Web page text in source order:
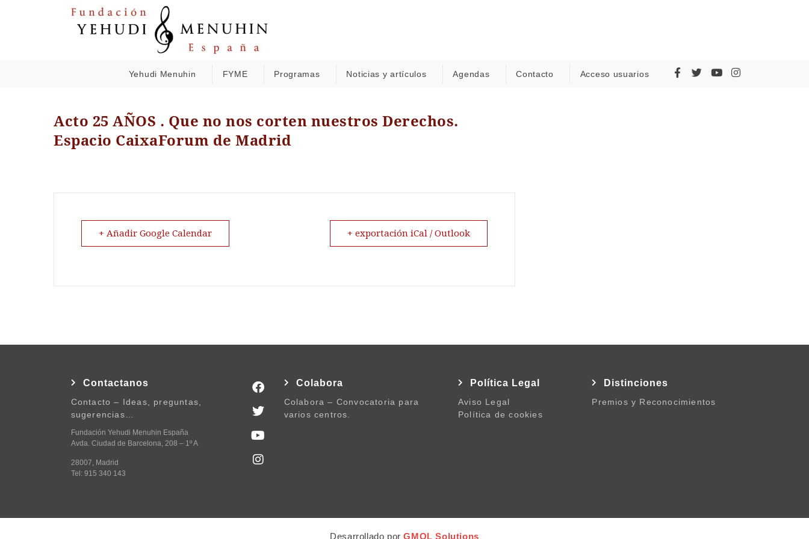
Yehudi Menuhin FYME Programas Noticias y artículos Agendas Contacto Acceso usuarios
Acto 25 AÑOS . Que no nos corten nuestros Derechos.
Espacio CaixaForum de Madrid
+ Añadir Google Calendar + exportación iCal / Outlook
Contactanos
Contacto – Ideas, preguntas,
sugerencias…
Fundación Yehudi Menuhin España
Avda. Ciudad de Barcelona, 208 – 1º A
28007, Madrid
Tel: 915 340 143
Colabora
Colabora – Convocatoria para
varios centros.
Política Legal
Aviso Legal
Política de cookies
Distinciones
Premios y Reconocimientos
Desarrollado porGMOL Solutions